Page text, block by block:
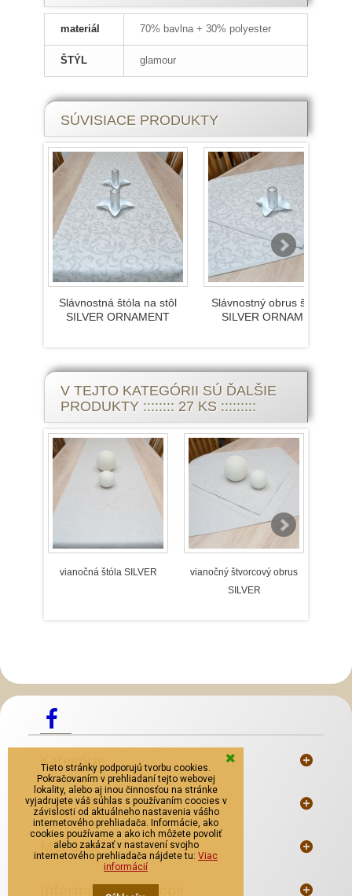
materiál 70% bavlna + 30% polyester
ŠTÝL glamour
SÚVISIACE PRODUKTY
Slávnostná štóla na stôl
SILVER ORNAMENT
Slávnostný obrus štvorec
SILVER ORNAMENT
V TEJTO KATEGÓRII SÚ ĎALŠIE
PRODUKTY :::::::: 27 KS :::::::::
vianočná štóla SILVER
vianočný štvorcový obrus
SILVER
Kategórie
Informácie
Môj účet
Informácie o e-shope
Tieto stránky podporujú tvorbu cookies.
Pokračovaním v prehliadaní tejto webovej
lokality, alebo aj inou činnosťou na stránke
vyjadrujete váš súhlas s používaním coocies v
závislosti od aktuálneho nastavenia vášho
internetového prehliadača. Informácie, ako
cookies používame a ako ich môžete povoliť
alebo zakázať v nastavení svojho
internetového prehliadača nájdete tu: Viac
informácií